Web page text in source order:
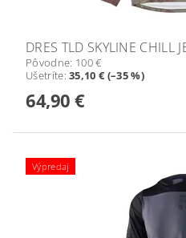
DRES TLD SKYLINE CHILL
Pôvodne: 100 €
Ušetríte:35,10 € (–35 %)
64,90 €
Výpredaj